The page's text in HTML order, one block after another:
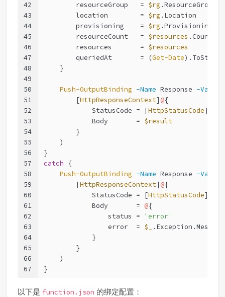
42
43
44
45
46
47
48
49
50
51
52
53
54
55
56
57
58
59
60
61
62
63
64
65
66
67
        resourceGroup   =
$rg
        location        =
$rg .Location
        provisioning    =
$rg
        resourceCount   =
$resources .Count
        resources       =
$resources
        queriedAt       = (
Get-Date
    }
Push-OutputBinding -Name Response -Value
        [
HttpResponseContext] @{
            StatusCode = [
HttpStatusCode]::OK
            Body       =
$result
        }
    )
}
catch {
Push-OutputBinding -Name Response -Value
        [
HttpResponseContext] @{
            StatusCode = [
HttpStatusCode
            Body       =
@{
                status =
'error'
                error  =
$_
.Exception.Message
            }
        }
    )
}
以下是 function.json 的绑定配置：